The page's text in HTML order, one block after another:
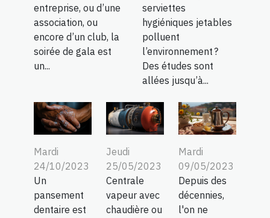
entreprise, ou d’une
association, ou
encore d’un club, la
soirée de gala est
un...
serviettes
hygiéniques jetables
polluent
l’environnement ?
Des études sont
allées jusqu’à...
Mardi
24/10/2023
Un
pansement
dentaire est
Jeudi
25/05/2023
Centrale
vapeur avec
chaudière ou
Mardi
09/05/2023
Depuis des
décennies,
l'on ne